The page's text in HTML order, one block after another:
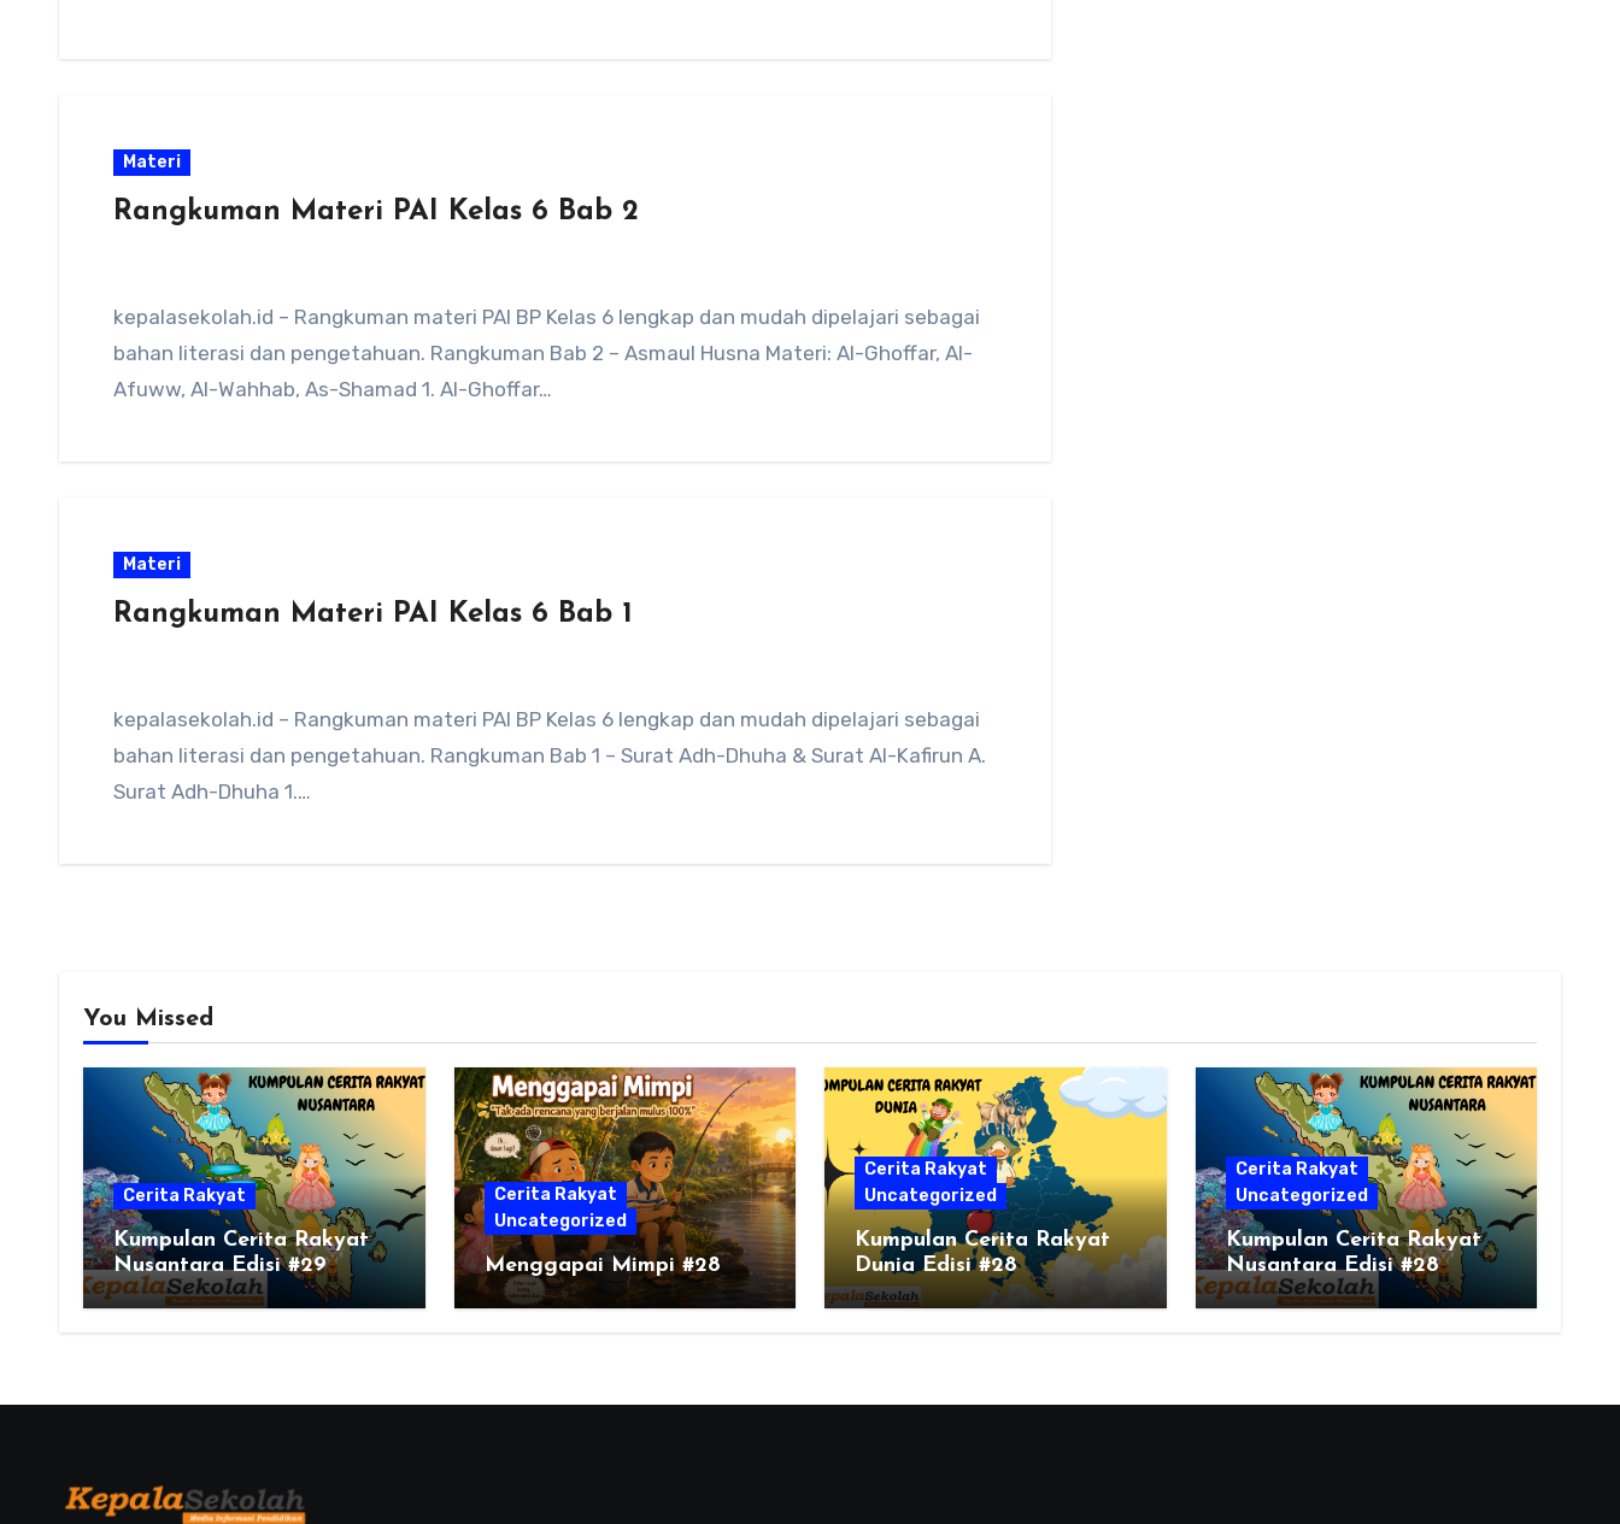
Materi
Rangkuman Materi PAI Kelas 6 Bab 2
kepalasekolah.id – Rangkuman materi PAI BP Kelas 6 lengkap dan mudah dipelajari sebagai
bahan literasi dan pengetahuan. Rangkuman Bab 2 – Asmaul Husna Materi: Al-Ghoffar, Al-
Afuww, Al-Wahhab, As-Shamad 1. Al-Ghoffar…
Materi
Rangkuman Materi PAI Kelas 6 Bab 1
kepalasekolah.id – Rangkuman materi PAI BP Kelas 6 lengkap dan mudah dipelajari sebagai
bahan literasi dan pengetahuan. Rangkuman Bab 1 – Surat Adh-Dhuha & Surat Al-Kafirun A.
Surat Adh-Dhuha 1.…
You Missed
Cerita Rakyat
Kumpulan Cerita Rakyat
Nusantara Edisi #29
Cerita Rakyat
Uncategorized
Menggapai Mimpi #28
Cerita Rakyat
Uncategorized
Kumpulan Cerita Rakyat
Dunia Edisi #28
Cerita Rakyat
Uncategorized
Kumpulan Cerita Rakyat
Nusantara Edisi #28